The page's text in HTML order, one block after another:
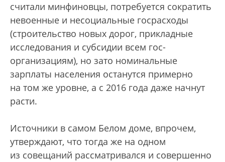
считали минфиновцы, потребуется сократить
невоенные и несоциальные госрасходы
(строительство новых дорог, прикладные
исследования и субсидии всем гос-
организациям), но зато номинальные
зарплаты населения останутся примерно
на том же уровне, а с 2016 года даже начнут
расти.
Источники в самом Белом доме, впрочем,
утверждают, что тогда же на одном
из совещаний рассматривался и совершенно